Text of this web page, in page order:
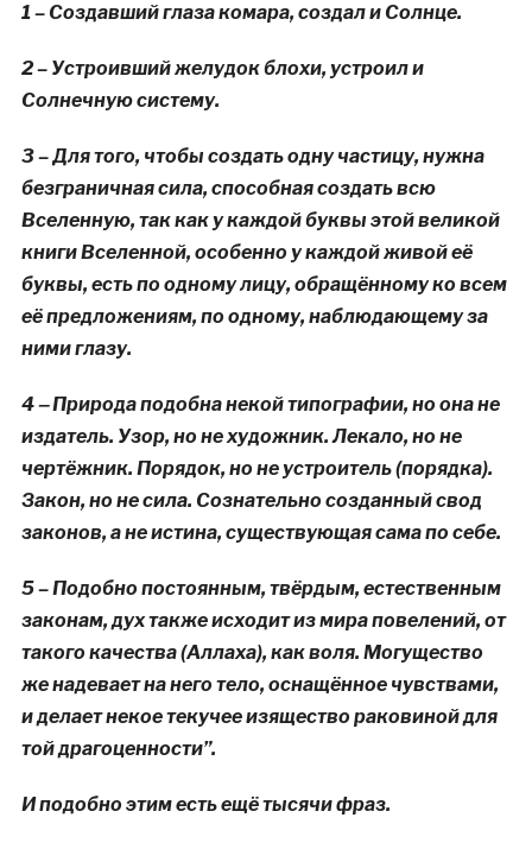
1 – Создавший глаза комара, создал и Солнце.
2 – Устроивший желудок блохи, устроил и
Солнечную систему.
3 – Для того, чтобы создать одну частицу, нужна
безграничная сила, способная создать всю
Вселенную, так как у каждой буквы этой великой
книги Вселенной, особенно у каждой живой её
буквы, есть по одному лицу, обращённому ко всем
её предложениям, по одному, наблюдающему за
ними глазу.
4 ‒ Природа подобна некой типографии, но она не
издатель. Узор, но не художник. Лекало, но не
чертёжник. Порядок, но не устроитель (порядка).
Закон, но не сила. Сознательно созданный свод
законов, а не истина, существующая сама по себе.
5 – Подобно постоянным, твёрдым, естественным
законам, дух также исходит из мира повелений, от
такого качества (Аллаха), как воля. Могущество
же надевает на него тело, оснащённое чувствами,
и делает некое текучее изящество раковиной для
той драгоценности”.
И подобно этим есть ещё тысячи фраз.